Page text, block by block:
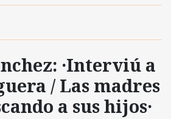
·Interviú a
/ Las madres
a sus hijos·